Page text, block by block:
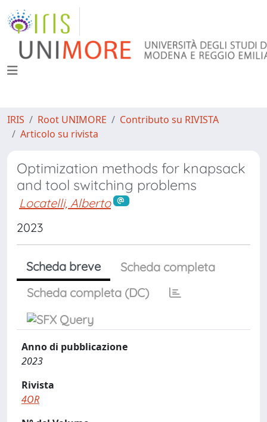
IRIS Root UNIMORE
Contributo su RIVISTA
Articolo su rivista
Optimization methods for knapsack
and tool switching problems
Locatelli, Alberto
2023
Scheda breve
Scheda completa
Scheda completa (DC)
Anno di pubblicazione
2023
Rivista
4OR